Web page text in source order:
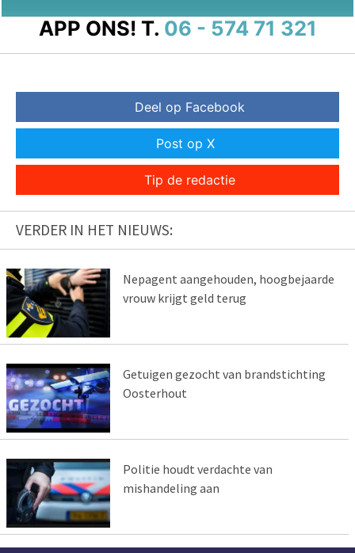
APP ONS! T. 06 - 574 71 321
Deel op Facebook
Post op X
Tip de redactie
VERDER IN HET NIEUWS:
Nepagent aangehouden, hoogbejaarde
vrouw krijgt geld terug
Getuigen gezocht van brandstichting
Oosterhout
Politie houdt verdachte van
mishandeling aan